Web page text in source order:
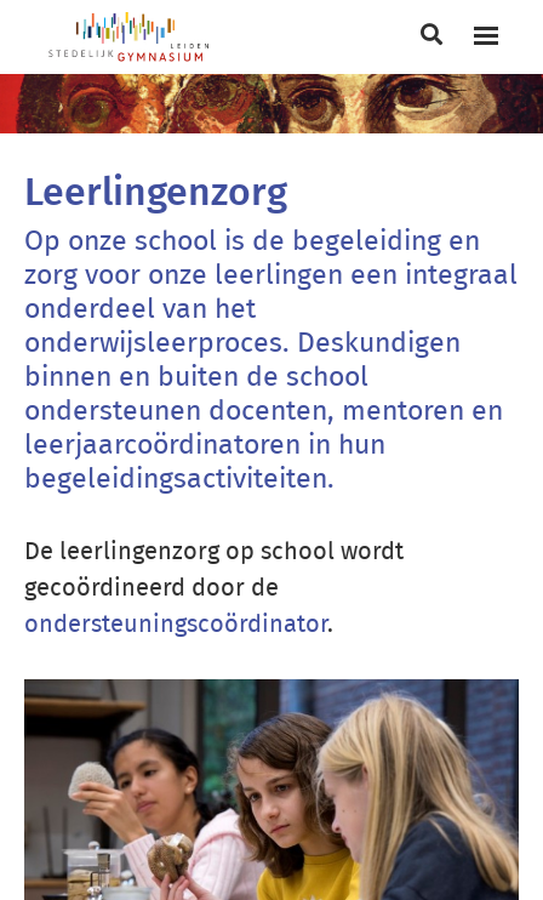
Main
navigation
Breadcrumb
Leerlingenzorg
Op onze school is de begeleiding en
zorg voor onze leerlingen een integraal
onderdeel van het
onderwijsleerproces. Deskundigen
binnen en buiten de school
ondersteunen docenten, mentoren en
leerjaarcoördinatoren in hun
begeleidingsactiviteiten.
De leerlingenzorg op school wordt
gecoördineerd door de
ondersteuningscoördinator.